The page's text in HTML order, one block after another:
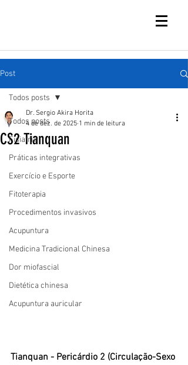
Post
Todos posts
Fisiatria
Práticas integrativas
Exercício e Esporte
Fitoterapia
Procedimentos invasivos
Acupuntura
Medicina Tradicional Chinesa
Dor miofascial
Dietética chinesa
Acupuntura auricular
Todos posts
CS2 Tianquan
Dr. Sergio Akira Horita
4 de dez. de 2025 1 min de leitura
Tianquan - Pericárdio 2 (Circulação-Sexo